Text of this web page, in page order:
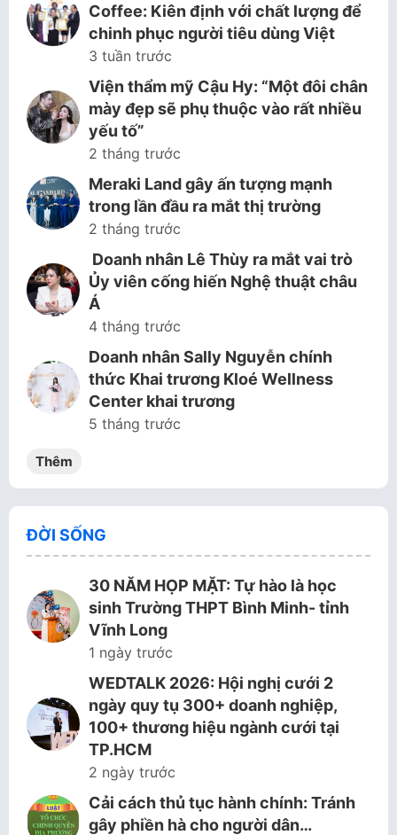
Coffee: Kiên định với chất lượng để
chinh phục người tiêu dùng Việt
3 tuần trước
Viện thẩm mỹ Cậu Hy: “Một đôi chân
mày đẹp sẽ phụ thuộc vào rất nhiều
yếu tố”
2 tháng trước
Meraki Land gây ấn tượng mạnh
trong lần đầu ra mắt thị trường
2 tháng trước
Doanh nhân Lê Thùy ra mắt vai trò
Ủy viên cống hiến Nghệ thuật châu
Á
4 tháng trước
Doanh nhân Sally Nguyễn chính
thức Khai trương Kloé Wellness
Center khai trương
5 tháng trước
Thêm
ĐỜI SỐNG
30 NĂM HỌP MẶT: Tự hào là học
sinh Trường THPT Bình Minh- tỉnh
Vĩnh Long
1 ngày trước
WEDTALK 2026: Hội nghị cưới 2
ngày quy tụ 300+ doanh nghiệp,
100+ thương hiệu ngành cưới tại
TP.HCM
2 ngày trước
Cải cách thủ tục hành chính: Tránh
gây phiền hà cho người dân…